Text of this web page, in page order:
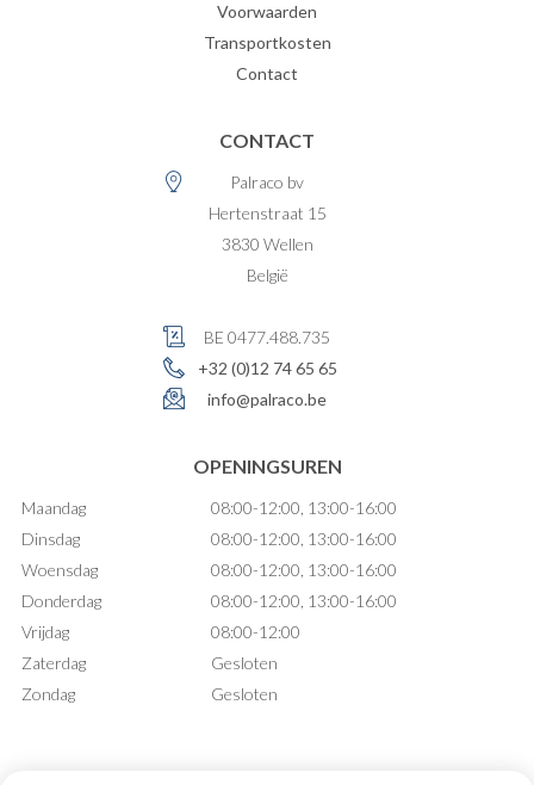
Voorwaarden
Transportkosten
Contact
CONTACT
Palraco bv
Hertenstraat 15
3830 Wellen
België
BE 0477.488.735
+32 (0)12 74 65 65
info@palraco.be
OPENINGSUREN
Maandag
08:00-12:00, 13:00-16:00
Dinsdag
08:00-12:00, 13:00-16:00
Woensdag
08:00-12:00, 13:00-16:00
Donderdag
08:00-12:00, 13:00-16:00
Vrijdag
08:00-12:00
Zaterdag
Gesloten
Zondag
Gesloten